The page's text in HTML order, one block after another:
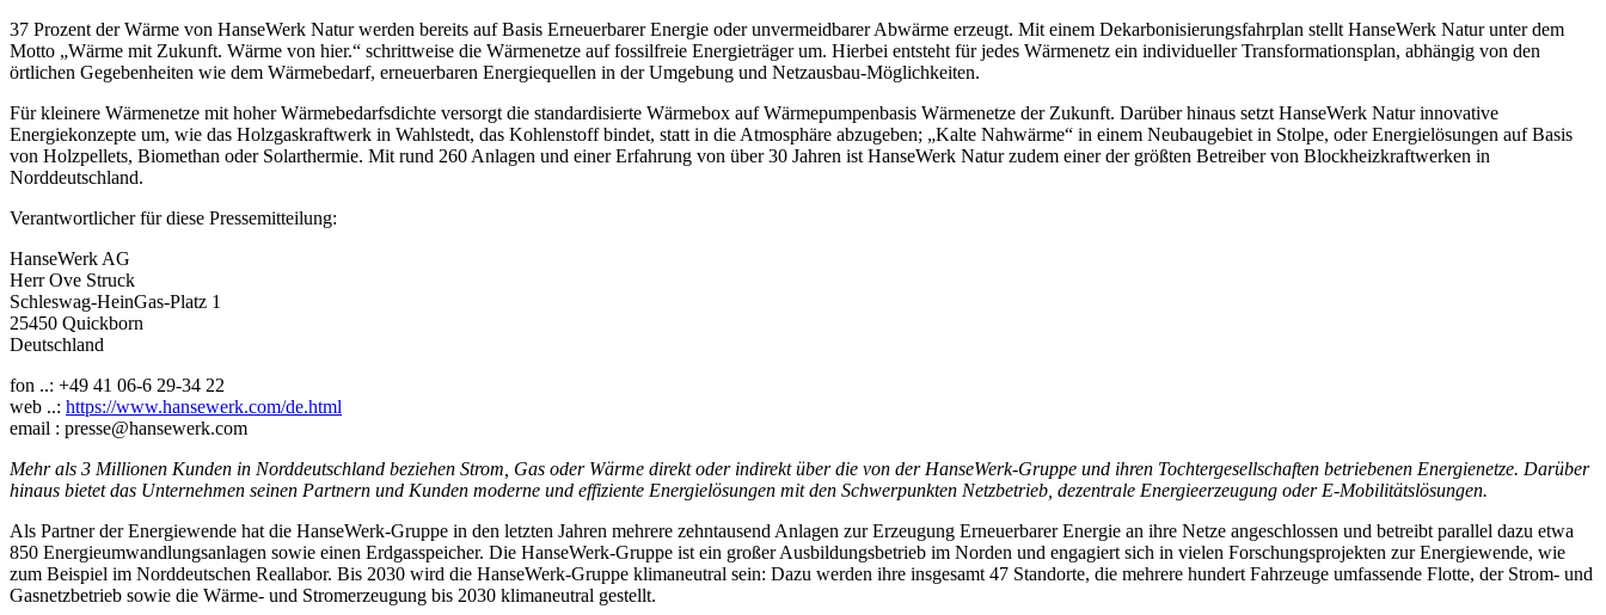
37 Prozent der Wärme von HanseWerk Natur werden bereits auf Basis Erneuerbarer Energie oder unvermeidbarer Abwärme erzeugt. Mit einem Dekarbonisierungsfahrplan stellt HanseWerk Natur unter dem
Motto „Wärme mit Zukunft. Wärme von hier.“ schrittweise die Wärmenetze auf fossilfreie Energieträger um. Hierbei entsteht für jedes Wärmenetz ein individueller Transformationsplan, abhängig von den
örtlichen Gegebenheiten wie dem Wärmebedarf, erneuerbaren Energiequellen in der Umgebung und Netzausbau-Möglichkeiten.
Für kleinere Wärmenetze mit hoher Wärmebedarfsdichte versorgt die standardisierte Wärmebox auf Wärmepumpenbasis Wärmenetze der Zukunft. Darüber hinaus setzt HanseWerk Natur innovative
Energiekonzepte um, wie das Holzgaskraftwerk in Wahlstedt, das Kohlenstoff bindet, statt in die Atmosphäre abzugeben; „Kalte Nahwärme“ in einem Neubaugebiet in Stolpe, oder Energielösungen auf Basis
von Holzpellets, Biomethan oder Solarthermie. Mit rund 260 Anlagen und einer Erfahrung von über 30 Jahren ist HanseWerk Natur zudem einer der größten Betreiber von Blockheizkraftwerken in
Norddeutschland.
Verantwortlicher für diese Pressemitteilung:
HanseWerk AG
Herr Ove Struck
Schleswag-HeinGas-Platz 1
25450 Quickborn
Deutschland
fon ..: +49 41 06-6 29-34 22
web ..: https://www.hansewerk.com/de.html
email : presse@hansewerk.com
Mehr als 3 Millionen Kunden in Norddeutschland beziehen Strom, Gas oder Wärme direkt oder indirekt über die von der HanseWerk-Gruppe und ihren Tochtergesellschaften betriebenen Energienetze. Darüber
hinaus bietet das Unternehmen seinen Partnern und Kunden moderne und effiziente Energielösungen mit den Schwerpunkten Netzbetrieb, dezentrale Energieerzeugung oder E-Mobilitätslösungen.
Als Partner der Energiewende hat die HanseWerk-Gruppe in den letzten Jahren mehrere zehntausend Anlagen zur Erzeugung Erneuerbarer Energie an ihre Netze angeschlossen und betreibt parallel dazu etwa
850 Energieumwandlungsanlagen sowie einen Erdgasspeicher. Die HanseWerk-Gruppe ist ein großer Ausbildungsbetrieb im Norden und engagiert sich in vielen Forschungsprojekten zur Energiewende, wie
zum Beispiel im Norddeutschen Reallabor. Bis 2030 wird die HanseWerk-Gruppe klimaneutral sein: Dazu werden ihre insgesamt 47 Standorte, die mehrere hundert Fahrzeuge umfassende Flotte, der Strom- und
Gasnetzbetrieb sowie die Wärme- und Stromerzeugung bis 2030 klimaneutral gestellt.